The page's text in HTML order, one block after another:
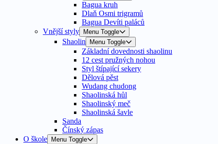
Bagua kruh
Dlaň Osmi trigramů
Bagua Devíti paláců
Vnější styly
Menu Toggle
Shaolin Menu Toggle
Základní dovednosti shaolinu
12 cest pružných nohou
Styl štípající sekery
Dělová pěst
Wudang chudong
Shaolinská hůl
Shaolinský meč
Shaolinská šavle
Sanda
Čínský zápas
O škole
Menu Toggle